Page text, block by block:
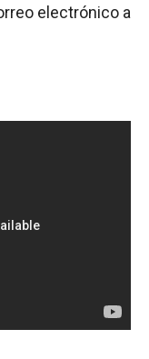
electrónico a